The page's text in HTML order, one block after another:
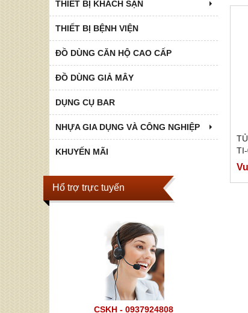
THIẾT BỊ KHÁCH SẠN
THIẾT BỊ BỆNH VIỆN
ĐỒ DÙNG CĂN HỘ CAO CẤP
ĐỒ DÙNG GIẢ MÂY
DỤNG CỤ BAR
NHỰA GIA DỤNG VÀ CÔNG NGHIỆP
KHUYẾN MÃI
Hổ trợ trực tuyến
CSKH - 0937924808